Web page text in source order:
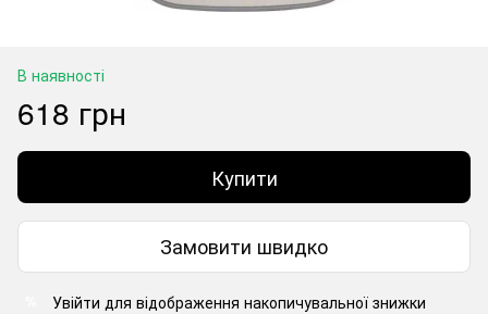
В наявності
618 грн
Купити
Замовити швидко
Увійти для відображення накопичувальної знижки